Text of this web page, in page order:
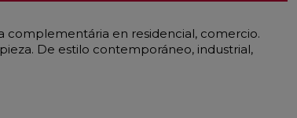
complementária en residencial, comercio.
De estilo contemporáneo, industrial,